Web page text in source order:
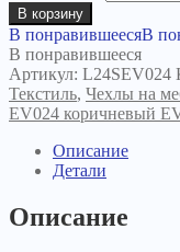
В корзину
В понравившеесяВ
В понравившееся
Артикул: L24SEV024
Текстиль, Чехлы на
EV024 коричневый
Описание
Детали
Описание